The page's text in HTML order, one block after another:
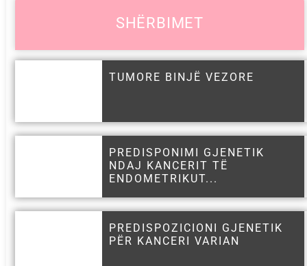
SHËRBIMET
TUMORE BINJË VEZORE
PREDISPONIMI GJENETIK
NDAJ KANCERIT TË
ENDOMETRIKUT...
PREDISPOZICIONI GJENETIK
PËR KANCERI VARIAN